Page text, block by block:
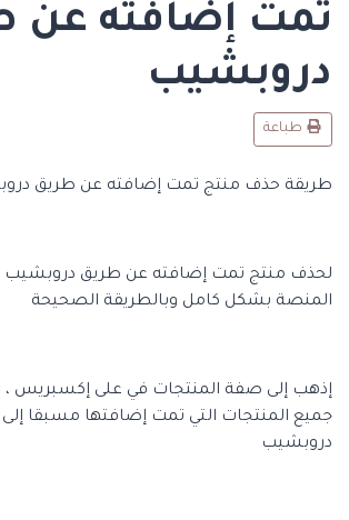
تمت إضافته عن
دروبشيب
طباعة
طريقة حذف منتج تمت إضافته عن طريق
لحذف منتج تمت إضافته عن طريق
المنصة بشكل كامل وبالطريقة الصحيحة
إذهب إلى صفة المنتجات في على إكسبريس
جميع المنتجات التي تمت إضافتها مسبقا
دروبشيب